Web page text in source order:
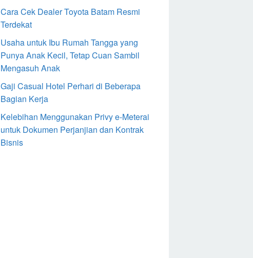
Cara Cek Dealer Toyota Batam Resmi
Terdekat
Usaha untuk Ibu Rumah Tangga yang
Punya Anak Kecil, Tetap Cuan Sambil
Mengasuh Anak
Gaji Casual Hotel Perhari di Beberapa
Bagian Kerja
Kelebihan Menggunakan Privy e-Meterai
untuk Dokumen Perjanjian dan Kontrak
Bisnis